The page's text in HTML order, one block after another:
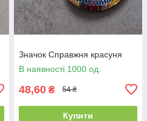
Значок Справжня красуня
В наявності 1000 од.
48,60 ₴ 54 ₴
Купити